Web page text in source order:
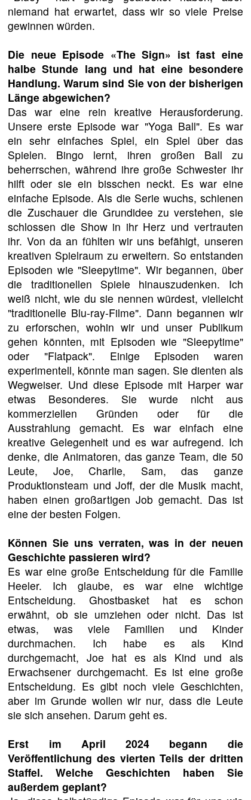
niemand hat erwartet, dass wir so viele Preise
gewinnen würden.
Die neue Episode «The Sign» ist fast eine
halbe Stunde lang und hat eine besondere
Handlung. Warum sind Sie von der bisherigen
Länge abgewichen?
Das war eine rein kreative Herausforderung.
Unsere erste Episode war "Yoga Ball". Es war
ein sehr einfaches Spiel, ein Spiel über das
Spielen. Bingo lernt, ihren großen Ball zu
beherrschen, während ihre große Schwester ihr
hilft oder sie ein bisschen neckt. Es war eine
einfache Episode. Als die Serie wuchs, schienen
die Zuschauer die Grundidee zu verstehen, sie
schlossen die Show in ihr Herz und vertrauten
ihr. Von da an fühlten wir uns befähigt, unseren
kreativen Spielraum zu erweitern. So entstanden
Episoden wie "Sleepytime". Wir begannen, über
die traditionellen Spiele hinauszudenken. Ich
weiß nicht, wie du sie nennen würdest, vielleicht
"traditionelle Blu-ray-Filme". Dann begannen wir
zu erforschen, wohin wir und unser Publikum
gehen könnten, mit Episoden wie "Sleepytime"
oder "Flatpack". Einige Episoden waren
experimentell, könnte man sagen. Sie dienten als
Wegweiser. Und diese Episode mit Harper war
etwas Besonderes. Sie wurde nicht aus
kommerziellen Gründen oder für die
Ausstrahlung gemacht. Es war einfach eine
kreative Gelegenheit und es war aufregend. Ich
denke, die Animatoren, das ganze Team, die 50
Leute, Joe, Charlie, Sam, das ganze
Produktionsteam und Joff, der die Musik macht,
haben einen großartigen Job gemacht. Das ist
eine der besten Folgen.
Können Sie uns verraten, was in der neuen
Geschichte passieren wird?
Es war eine große Entscheidung für die Familie
Heeler. Ich glaube, es war eine wichtige
Entscheidung. Ghostbasket hat es schon
erwähnt, ob sie umziehen oder nicht. Das ist
etwas, was viele Familien und Kinder
durchmachen. Ich habe es als Kind
durchgemacht, Joe hat es als Kind und als
Erwachsener durchgemacht. Es ist eine große
Entscheidung. Es gibt noch viele Geschichten,
aber im Grunde wollen wir nur, dass die Leute
sie sich ansehen. Darum geht es.
Erst im April 2024 begann die
Veröffentlichung des vierten Teils der dritten
Staffel. Welche Geschichten haben Sie
außerdem geplant?